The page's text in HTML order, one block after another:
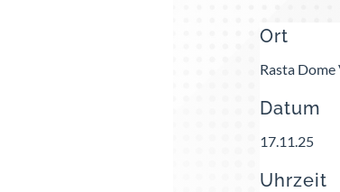
Ort
Rasta Dome
Datum
17.11.25
Uhrzeit